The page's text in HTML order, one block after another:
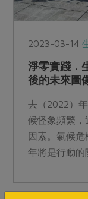
2023-03-14
淨零實踐．
後的未來圖
去（2022）
候怪象頻繁
因素。氣候
年將是行動的